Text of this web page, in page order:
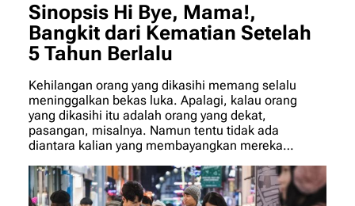
Sinopsis Hi Bye, Mama!,
Bangkit dari Kematian Setelah
5 Tahun Berlalu
Kehilangan orang yang dikasihi memang selalu
meninggalkan bekas luka. Apalagi, kalau orang
yang dikasihi itu adalah orang yang dekat,
pasangan, misalnya. Namun tentu tidak ada
diantara kalian yang membayangkan mereka…